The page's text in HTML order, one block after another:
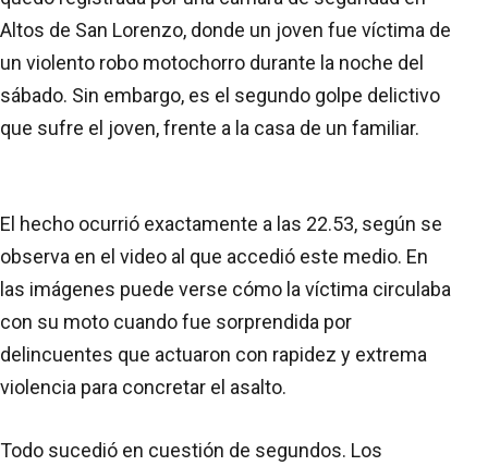
Altos de San Lorenzo, donde un joven fue víctima de
un violento robo motochorro durante la noche del
sábado. Sin embargo, es el segundo golpe delictivo
que sufre el joven, frente a la casa de un familiar.
El hecho ocurrió exactamente a las 22.53, según se
observa en el video al que accedió este medio. En
las imágenes puede verse cómo la víctima circulaba
con su moto cuando fue sorprendida por
delincuentes que actuaron con rapidez y extrema
violencia para concretar el asalto.
Todo sucedió en cuestión de segundos. Los